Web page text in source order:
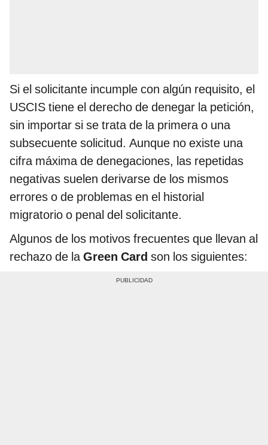
Si el solicitante incumple con algún requisito, el
USCIS tiene el derecho de denegar la petición,
sin importar si se trata de la primera o una
subsecuente solicitud. Aunque no existe una
cifra máxima de denegaciones, las repetidas
negativas suelen derivarse de los mismos
errores o de problemas en el historial
migratorio o penal del solicitante.
Algunos de los motivos frecuentes que llevan al
rechazo de laGreen Card son los siguientes: